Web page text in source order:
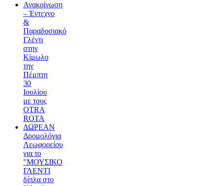
Ανακοίνωση
– Έντεχνο
&
Παραδοσιακό
Γλέντι
στην
Κίμωλο
την
Πέμπτη
30
Ιουλίου
με τους
OTRA
ROTA
ΔΩΡΕΑΝ
Δρομολόγια
Λεωφορείου
για το
"ΜΟΥΣΙΚΟ
ΓΛΕΝΤΙ
δίπλα στο